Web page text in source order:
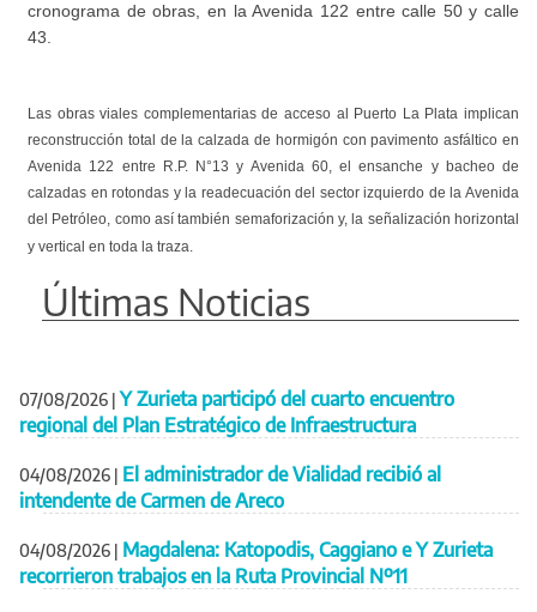
cronograma de obras, en la Avenida 122 entre calle 50 y calle
43.
Las obras viales complementarias de acceso al Puerto La Plata implican
reconstrucción total de la calzada de hormigón con pavimento asfáltico en
Avenida 122 entre R.P. N°13 y Avenida 60, el ensanche y bacheo de
calzadas en rotondas y la readecuación del sector izquierdo de la Avenida
del Petróleo, como así también semaforización y, la señalización horizontal
y vertical en toda la traza.
Últimas Noticias
07/08/2026 | Y Zurieta participó del cuarto encuentro
regional del Plan Estratégico de Infraestructura
04/08/2026 | El administrador de Vialidad recibió al
intendente de Carmen de Areco
04/08/2026 | Magdalena: Katopodis, Caggiano e Y Zurieta
recorrieron trabajos en la Ruta Provincial Nº11